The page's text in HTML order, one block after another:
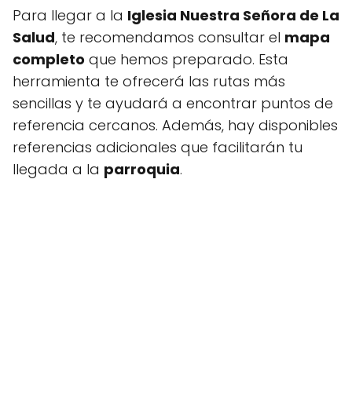
Para llegar a la Iglesia Nuestra Señora de La
Salud, te recomendamos consultar el mapa
completo que hemos preparado. Esta
herramienta te ofrecerá las rutas más
sencillas y te ayudará a encontrar puntos de
referencia cercanos. Además, hay disponibles
referencias adicionales que facilitarán tu
llegada a la parroquia.